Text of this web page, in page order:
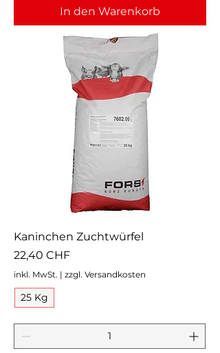
In den Warenkorb
Kaninchen Zuchtwürfel
Preis
22,40 CHF
inkl. MwSt. | zzgl. Versandkosten
25 Kg